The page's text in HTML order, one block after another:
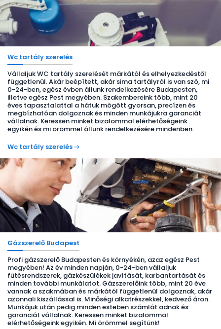
Wc tartály szerelés
Vállaljuk WC tartály szerelését márkától és elhelyezkedéstől
függetlenül. Akár beépített, akár sima tartályról is van szó, mi
0-24-ben, egész évben állunk rendelkezésére Budapesten,
illetve egész Pest megyében. Szakembereink több, mint 20
éves tapasztalattal a hátuk mögött gyorsan, precízen és
megbízhatóan dolgoznak és minden munkájukra garanciát
vállalnak. Keressen minket bizalommal elérhetőségeink
egyikén és mi örömmel állunk rendelkezésére mindenben.
Wc tartály szerelés
Gázszerelő Budapest
Profi gázszerelő Budapesten és környékén, azaz egész Pest
megyében! Az év minden napján, 0-24-ben vállaljuk
fűtésrendszerek, gázkészülékek javítását, karbantartását és
minden további munkálatot. Gázszerelőink több, mint 20 éve
vannak a szakmában és márkától függetlenül dolgoznak, akár
azonnali kiszállással is. Minőségi alkatrészekkel, kedvező áron.
Munkájuk után pedig minden esteben számlát adnak és
garanciát vállalnak. Keressen minket bizalommal
elérhetőségeink egyikén. Mi örömmel segítünk!